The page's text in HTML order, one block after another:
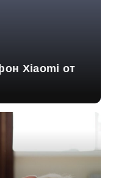
Xiaomi от